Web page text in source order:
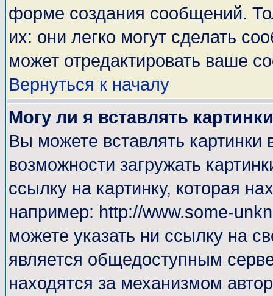
форме создания сообщений.
их: они легко могут сделать
может отредактировать ваше
Вернуться к началу
Могу ли я вставлять
Вы можете вставлять
возможности загружать
ссылку на картинку, которая
например: http://www.some-
можете указать ни ссылку на
является общедоступным
находятся за механизмом